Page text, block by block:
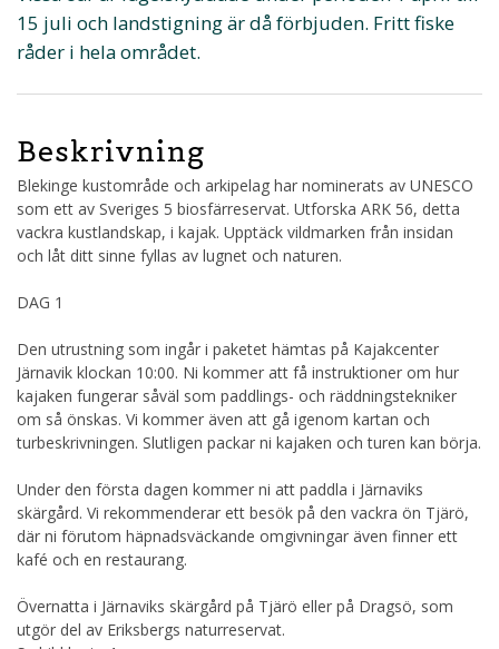
15 juli och landstigning är då förbjuden. Fritt fiske
råder i hela området.
Beskrivning
Blekinge kustområde och arkipelag har nominerats av UNESCO
som ett av Sveriges 5 biosfärreservat. Utforska ARK 56, detta
vackra kustlandskap, i kajak. Upptäck vildmarken från insidan
och låt ditt sinne fyllas av lugnet och naturen.
DAG 1
Den utrustning som ingår i paketet hämtas på Kajakcenter
Järnavik klockan 10:00. Ni kommer att få instruktioner om hur
kajaken fungerar såväl som paddlings- och räddningstekniker
om så önskas. Vi kommer även att gå igenom kartan och
turbeskrivningen. Slutligen packar ni kajaken och turen kan börja.
Under den första dagen kommer ni att paddla i Järnaviks
skärgård. Vi rekommenderar ett besök på den vackra ön Tjärö,
där ni förutom häpnadsväckande omgivningar även finner ett
kafé och en restaurang.
Övernatta i Järnaviks skärgård på Tjärö eller på Dragsö, som
utgör del av Eriksbergs naturreservat.